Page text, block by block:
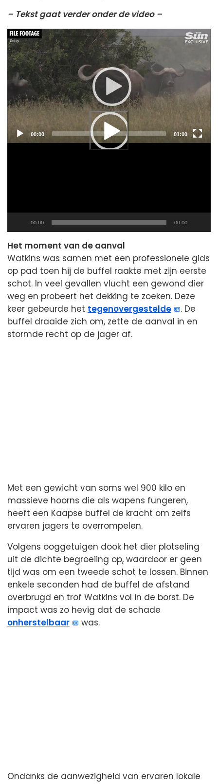
– Tekst gaat verder onder de video –
Videospeler
Videospeler
Scroll om verder te lezen
Current
00:00
Total
duration
01:00
Current
00:00
Total
00:00
Het moment van de aanval
Watkins was samen met een professionele gids
op pad toen hij de buffel raakte met zijn eerste
schot. In veel gevallen vlucht een gewond dier
weg en probeert het dekking te zoeken. Deze
keer gebeurde het tegenovergestelde
. De
buffel draaide zich om, zette de aanval in en
stormde recht op de jager af.
Met een gewicht van soms wel 900 kilo en
massieve hoorns die als wapens fungeren,
heeft een Kaapse buffel de kracht om zelfs
ervaren jagers te overrompelen.
Volgens ooggetuigen dook het dier plotseling
uit de dichte begroeiing op, waardoor er geen
tijd was om een tweede schot te lossen. Binnen
enkele seconden had de buffel de afstand
overbrugd en trof Watkins vol in de borst. De
impact was zo hevig dat de schade
onherstelbaar
was.
Ondanks de aanwezigheid van ervaren lokale